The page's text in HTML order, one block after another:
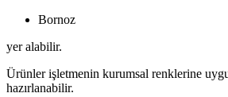
Bornoz
yer alabilir.
Ürünler işletmenin kurumsal renklerine
hazırlanabilir.